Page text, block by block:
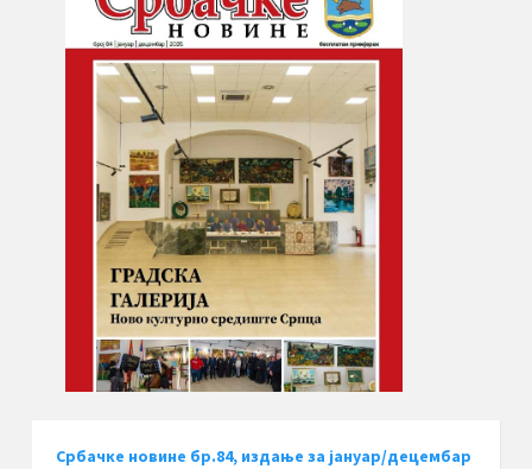
Србачке новине бр.84, издање за јануар/децембар